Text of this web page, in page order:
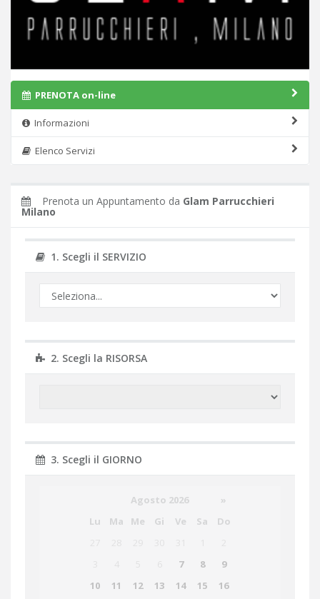
PRENOTA on-line
Informazioni
Elenco Servizi
Prenota un Appuntamento da Glam Parrucchieri
Milano
1. Scegli il SERVIZIO
2. Scegli la RISORSA
3. Scegli il GIORNO
Agosto 2026
»
Lu
Ma Me Gi Ve Sa
Do
7 8
9
10
11 12 13 14 15
16